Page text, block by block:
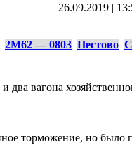
26.09.2019|
2М62 — 0803 Пестово
два вагона
торможение, но было